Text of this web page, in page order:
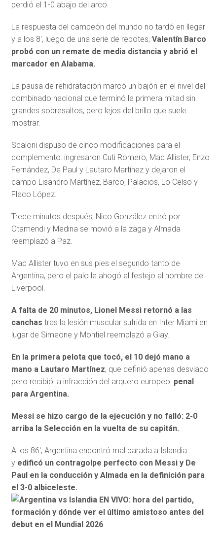
perdió el 1-0 abajo del arco.
La respuesta del campeón del mundo no tardó en llegar
y a los 8′, luego de una serie de rebotes, Valentín Barco
probó con un remate de media distancia y abrió el
marcador en Alabama.
La pausa de rehidratación marcó un bajón en el nivel del
combinado nacional que terminó la primera mitad sin
grandes sobresaltos, pero lejos del brillo que suele
mostrar.
Scaloni dispuso de cinco modificaciones para el
complemento: ingresaron Cuti Romero, Mac Allister, Enzo
Fernández, De Paul y Lautaro Martínez y dejaron el
campo Lisandro Martínez, Barco, Palacios, Lo Celso y
Flaco López.
Trece minutos después, Nico González entró por
Otamendi y Medina se movió a la zaga y Almada
reemplazó a Paz.
Mac Allister tuvo en sus pies el segundo tanto de
Argentina, pero el palo le ahogó el festejo al hombre de
Liverpool.
A falta de 20 minutos, Lionel Messi retornó a las
canchas tras la lesión muscular sufrida en Inter Miami en
lugar de Simeone y Montiel reemplazó a Giay.
En la primera pelota que tocó, el 10 dejó mano a
mano a Lautaro Martínez, que definió apenas desviado
pero recibió la infracción del arquero europeo: penal
para Argentina.
Messi se hizo cargo de la ejecución y no falló: 2-0
arriba la Selección en la vuelta de su capitán.
A los 86′, Argentina encontró mal parada a Islandia
y edificó un contragolpe perfecto con Messi y De
Paul en la conducción y Almada en la definición para
el 3-0 albiceleste.